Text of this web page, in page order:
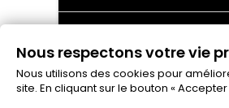
Nous respectons votre vie
Nous utilisons des cookies pour
site. En cliquant sur le bouton «